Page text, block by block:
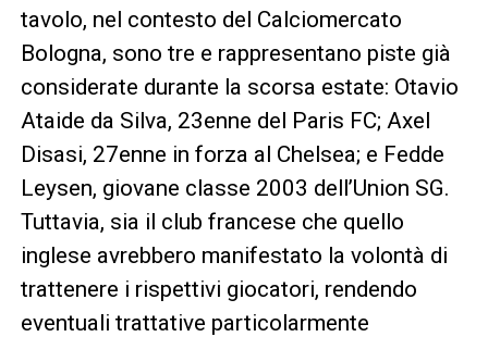
tavolo, nel contesto del Calciomercato
Bologna, sono tre e rappresentano piste già
considerate durante la scorsa estate: Otavio
Ataide da Silva, 23enne del Paris FC; Axel
Disasi, 27enne in forza al Chelsea; e Fedde
Leysen, giovane classe 2003 dell’Union SG.
Tuttavia, sia il club francese che quello
inglese avrebbero manifestato la volontà di
trattenere i rispettivi giocatori, rendendo
eventuali trattative particolarmente